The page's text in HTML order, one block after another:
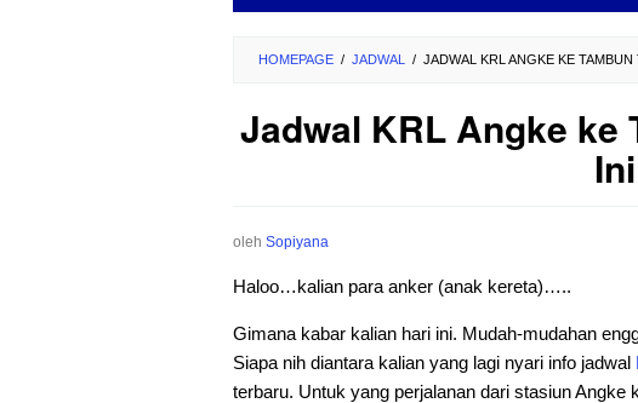
HOMEPAGE / JADWAL / JADWAL KRL ANGKE KE
Jadwal KRL Angke ke
Ini
oleh Sopiyana
Haloo…kalian para anker (anak kereta)…..
Gimana kabar kalian hari ini. Mudah-mudahan
Siapa nih diantara kalian yang lagi nyari info jadwal
terbaru. Untuk yang perjalanan dari stasiun Angke